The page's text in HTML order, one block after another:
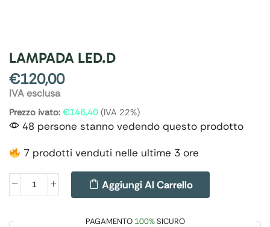
LAMPADA LED.D
€120,00
IVA esclusa
Prezzo ivato: €146,40 (IVA 22%)
48 persone stanno vedendo questo prodotto
7 prodotti venduti nelle ultime 3 ore
Aggiungi Al Carrello
PAGAMENTO 100%SICURO